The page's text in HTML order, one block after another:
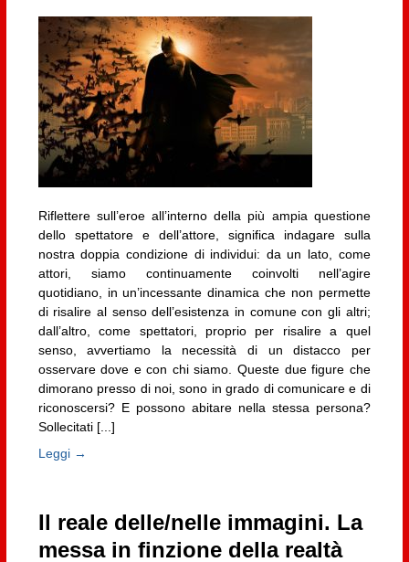
Riflettere sull’eroe all’interno della più ampia questione
dello spettatore e dell’attore, significa indagare sulla
nostra doppia condizione di individui: da un lato, come
attori, siamo continuamente coinvolti nell’agire
quotidiano, in un’incessante dinamica che non permette
di risalire al senso dell’esistenza in comune con gli altri;
dall’altro, come spettatori, proprio per risalire a quel
senso, avvertiamo la necessità di un distacco per
osservare dove e con chi siamo. Queste due figure che
dimorano presso di noi, sono in grado di comunicare e di
riconoscersi? E possono abitare nella stessa persona?
Sollecitati [...]
Leggi →
Il reale delle/nelle immagini. La
messa in finzione della realtà